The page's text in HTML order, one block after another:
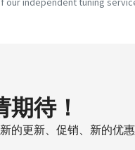
期待！
的更新、促销、新的优惠